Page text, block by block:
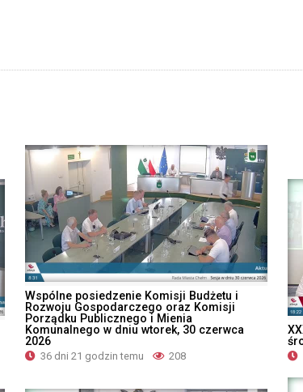
Wspólne posiedzenie Komisji Budżetu i
Rozwoju Gospodarczego oraz Komisji
Porządku Publicznego i Mienia
Komunalnego w dniu wtorek, 30 czerwca
2026
36 dni 21 godzin temu 208